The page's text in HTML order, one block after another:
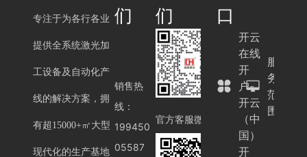
专注于为各行各业
提供全系统激光加
工设备及自动化产
线的解决方案，拥
有超15000+㎡大型
现代化的生产基地
们
销售热
线：
199450
05587
们
官方客服微信
口
开云
在线
开
户-
开云
（中
国）
服
务
范
围
开